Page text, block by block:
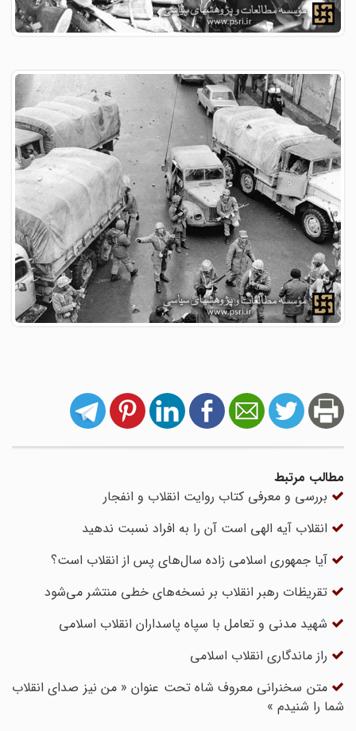
مطالب مرتبط
بررسی و معرفی کتاب روایت انقلاب و انفجار
انقلاب آیه الهی است آن را به افراد نسبت ندهید
آیا جمهوری اسلامی زاده سال‌های پس از انقلاب است؟
تقریظات رهبر انقلاب بر نسخه‌های خطی منتشر می‌شود
شهید مدنی و تعامل با سپاه پاسداران انقلاب اسلامی
راز ماندگاری انقلاب اسلامی
متن سخنرانی معروف شاه تحت عنوان « من نیز صدای انقلاب
شما را شنیدم »